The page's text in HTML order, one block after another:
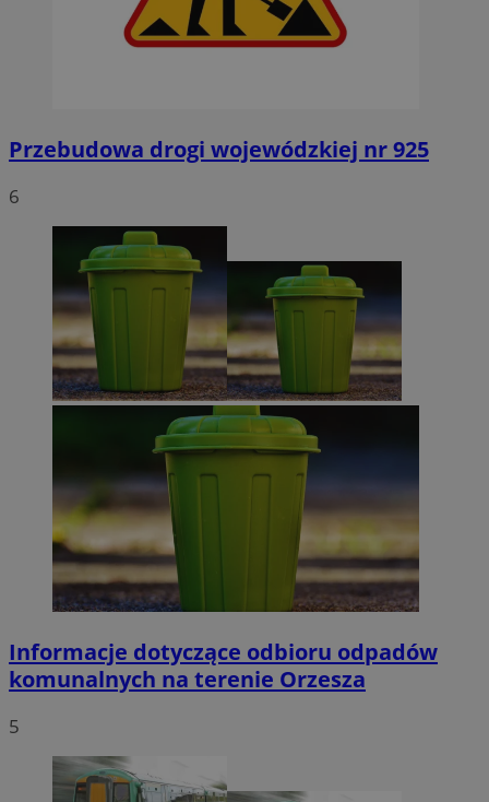
Przebudowa drogi wojewódzkiej nr 925
6
Informacje dotyczące odbioru odpadów
komunalnych na terenie Orzesza
5